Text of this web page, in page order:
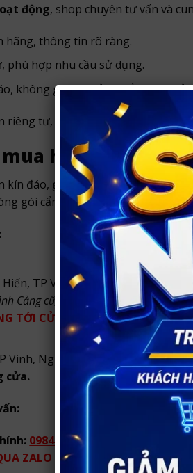
động, shop chuyên tư vấn và
hãng, thông tin rõ ràng.
phù hợp nhu cầu sử dụng.
không ghi tên sản phẩm nhạy
riêng tư, giao hàng nhanh tạiTP
hàng tại Shop
kín đáo, giao hàng nhanh trong
gói cẩn thận, bảo mật thông tin
TP Vinh, Nghệ An
Cảng cũ, TP. Vinh) .
TỚI CỬA HÀNG
Vinh, Nghệ An.
cửa.
0984 904 269
ZALO từ 08h00 đến 22h00 hàng